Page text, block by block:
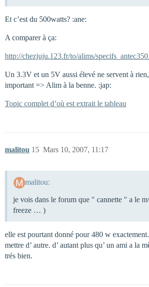
Et c’est du 500watts? :ane:
A comparer à ça:
http://chezjuju.123.fr/to/alims/
Un 3.3V et un 5V aussi élevé ne servent à
important => Alim à la benne. :jap:
Topic complet d’où est extrait le tableau
malitou Mars 10, 2007, 11:17
15
malitou:
je vois dans le forum que " cannette " a le
freeze … )
elle est pourtant donné pour 480 w
mettre d’ autre. d’ autant plus qu’ un ami a la
trés bien.